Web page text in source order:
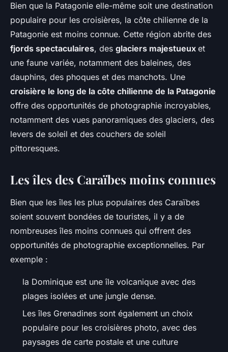
Bien que la Patagonie elle-même soit une destination
populaire pour les croisières, la côte chilienne de la
Patagonie est moins connue. Cette région abrite des
fjords spectaculaires, des glaciers majestueux et
une faune variée, notamment des baleines, des
dauphins, des phoques et des manchots. Une
croisière le long de la côte chilienne de la Patagonie
offre des opportunités de photographie incroyables,
notamment des vues panoramiques des glaciers, des
levers de soleil et des couchers de soleil
pittoresques.
Les îles des Caraïbes moins connues
Bien que les îles les plus populaires des Caraïbes
soient souvent bondées de touristes, il y a de
nombreuses îles moins connues qui offrent des
opportunités de photographie exceptionnelles. Par
exemple :
la Dominique est une île volcanique avec des
plages isolées et une jungle dense.
Les îles Grenadines sont également un choix
populaire pour les croisières photo, avec des
paysages de carte postale et une culture